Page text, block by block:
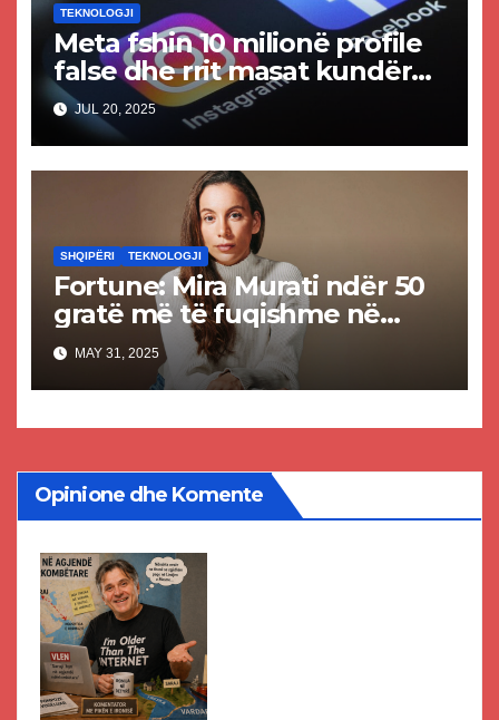
TEKNOLOGJI
Meta fshin 10 milionë profile
false dhe rrit masat kundër
përmbajtjes së rreme dhe të
krijuar nga AI
JUL 20, 2025
SHQIPËRI TEKNOLOGJI
Fortune: Mira Murati ndër 50
gratë më të fuqishme në
botë
MAY 31, 2025
Opinione dhe Komente